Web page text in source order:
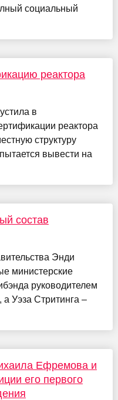
социальный
реактора
в
реактора
структуру
вывести на
состав
Энди
министерские
руководителем
а Уэза Стритинга –
Ефремова и
его первого